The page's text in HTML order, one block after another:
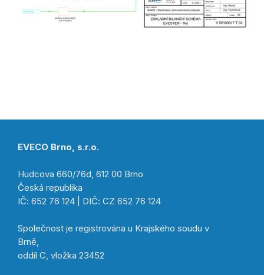
EVECO Brno, s.r.o.
Hudcova 660/76d, 612 00 Brno
Česká republika
IČ: 652 76 124 | DIČ: CZ 652 76 124
Společnost je registrována u Krajského soudu v
Brně,
oddíl C, vložka 23452